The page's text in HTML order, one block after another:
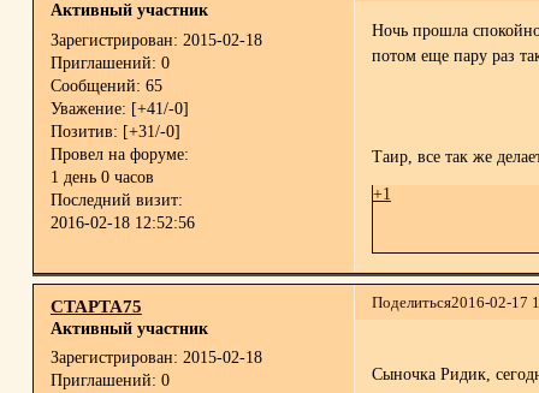
Активный участник
Зарегистрирован: 2015-02-18
Приглашений: 0
Сообщений: 65
Уважение: [+41/-0]
Позитив: [+31/-0]
Провел на форуме:
1 день 0 часов
Последний визит:
2016-02-18 12:52:56
Ночь прошла
потом еще пару раз
Таир, все так же
+1
Поделиться2016-02-17
СТАРТА75
Активный участник
Зарегистрирован: 2015-02-18
Приглашений: 0
Сыночка Ридик,